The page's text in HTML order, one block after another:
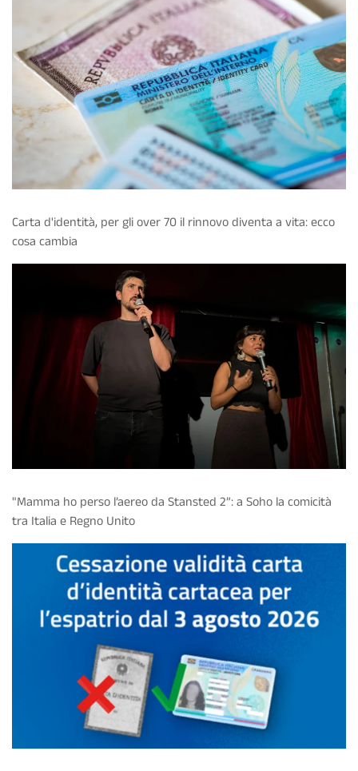
Carta d'identità, per gli over 70 il rinnovo diventa a vita: ecco
cosa cambia
"Mamma ho perso l’aereo da Stansted 2”: a Soho la comicità
tra Italia e Regno Unito